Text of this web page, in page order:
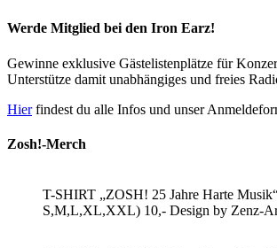
Werde Mitglied bei den Iron Earz!
Gewinne exklusive Gästelistenplätze für
Unterstütze damit unabhängiges und freies
Hierfindest du alle Infos und unser
Zosh!-Merch
T-SHIRT „ZOSH! 25 Jahre Harte
S,M,L,XL,XXL) 10,- Design by Zenz-